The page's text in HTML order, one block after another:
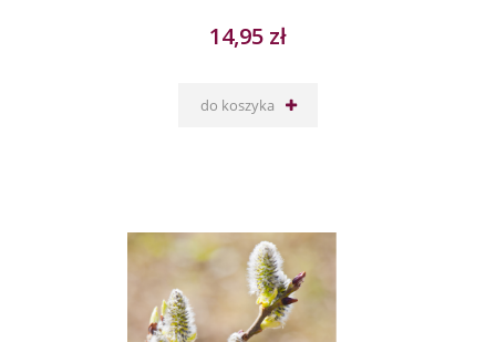
14,95 zł
do koszyka